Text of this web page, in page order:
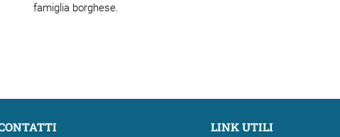
famiglia borghese.
LINK UTILI